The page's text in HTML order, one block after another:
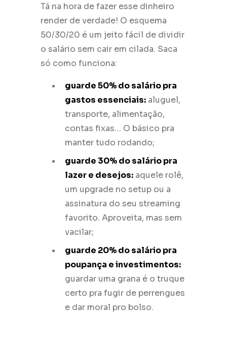
Tá na hora de fazer esse dinheiro
render de verdade! O esquema
50/30/20 é um jeito fácil de dividir
o salário sem cair em cilada. Saca
só como funciona:
guarde 50% do salário pra
gastos essenciais: aluguel,
transporte, alimentação,
contas fixas… O básico pra
manter tudo rodando;
guarde 30% do salário pra
lazer e desejos: aquele rolê,
um upgrade no setup ou a
assinatura do seu streaming
favorito. Aproveita, mas sem
vacilar;
guarde 20% do salário pra
poupança e investimentos:
guardar uma grana é o truque
certo pra fugir de perrengues
e dar moral pro bolso.